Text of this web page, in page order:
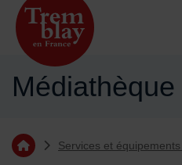
Menu de raccourcis
Accueil ville de Tremblay-en-
Vous êtes ici :
Retourner à l'accueil
Services et